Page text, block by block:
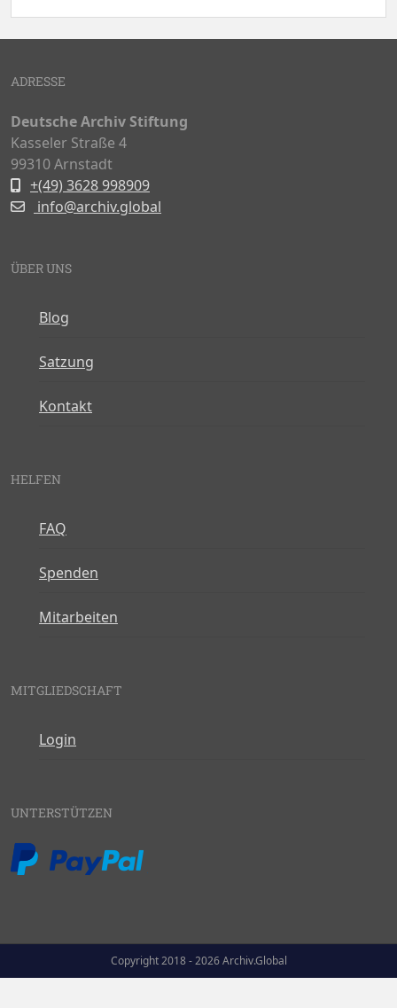
ADRESSE
Deutsche Archiv Stiftung
Kasseler Straße 4
99310 Arnstadt
+(49) 3628 998909
info@archiv.global
ÜBER UNS
Blog
Satzung
Kontakt
HELFEN
FAQ
Spenden
Mitarbeiten
MITGLIEDSCHAFT
Login
UNTERSTÜTZEN
Copyright 2018 - 2026 Archiv.Global